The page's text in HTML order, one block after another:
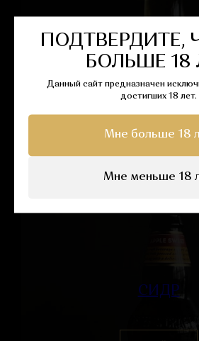
ПОДТВЕРДИТЕ,
БОЛЬШЕ 18
Данный сайт предназначен
достигших 18 лет.
Мне больше 18
Мне меньше 18
ИМПОРТНОЕ
ПЕРЕЙТИ
СИДР